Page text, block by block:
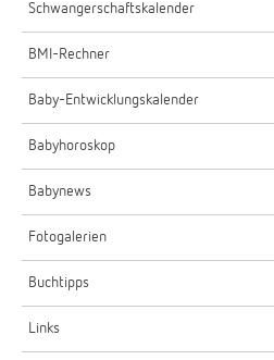
Schwangerschaftskalender
BMI-Rechner
Baby-Entwicklungskalender
Babyhoroskop
Babynews
Fotogalerien
Buchtipps
Links